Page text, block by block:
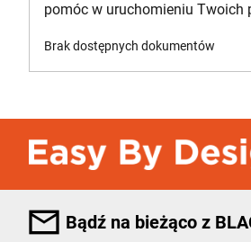
pomóc w uruchomieniu Twoich
Brak dostępnych dokumentów
Bądź na bieżąco z